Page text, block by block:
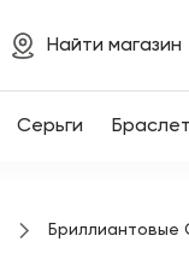
Найти магазин
Серьги
Бриллиантовые